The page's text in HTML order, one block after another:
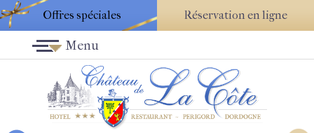
Offres spéciales Réservation en ligne
Menu